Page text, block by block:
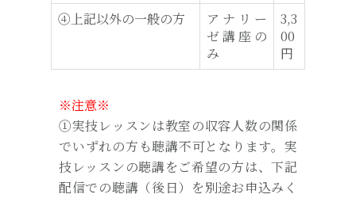
④上記以外の一般の方
アナリー
ゼ講座の
み
3,3
00
円
※注意※
①実技レッスンは教室の収容人数の関係
でいずれの方も聴講不可となります。実
技レッスンの聴講をご希望の方は、下記
配信での聴講（後日）を別途お申込みく